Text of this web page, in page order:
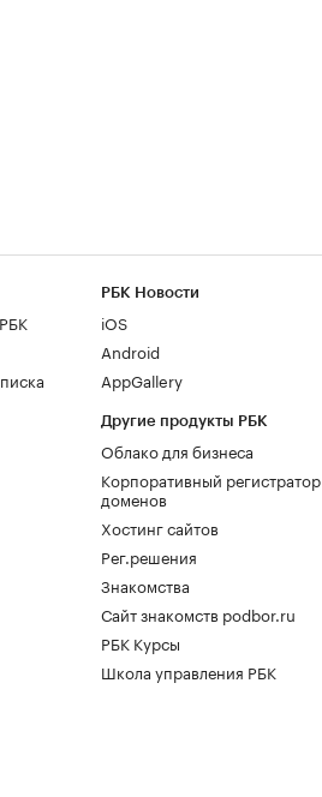
РБК Новости
iOS
Android
AppGallery
Другие продукты РБК
Облако для бизнеса
Корпоративный регистратор
доменов
Хостинг сайтов
Рег.решения
Знакомства
Сайт знакомств podbor.ru
РБК Курсы
Школа управления РБК